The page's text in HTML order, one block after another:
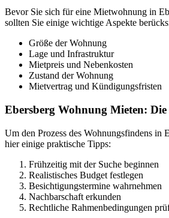
Bevor Sie sich für eine Mietwohnung in
sollten Sie einige wichtige Aspekte
Größe der Wohnung
Lage und Infrastruktur
Mietpreis und Nebenkosten
Zustand der Wohnung
Mietvertrag und Kündigungsfristen
Ebersberg Wohnung Mieten: Die
Um den Prozess des Wohnungsfindens in
hier einige praktische Tipps:
Frühzeitig mit der Suche beginnen
Realistisches Budget festlegen
Besichtigungstermine wahrnehmen
Nachbarschaft erkunden
Rechtliche Rahmenbedingungen